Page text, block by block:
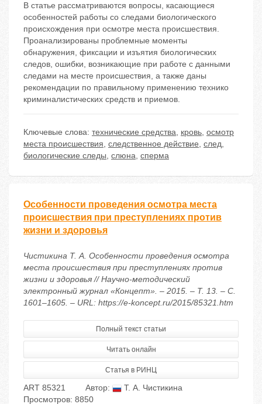
В статье рассматриваются вопросы, касающиеся
особенностей работы со следами биологического
происхождения при осмотре места происшествия.
Проанализированы проблемные моменты
обнаружения, фиксации и изъятия биологических
следов, ошибки, возникающие при работе с данными
следами на месте происшествия, а также даны
рекомендации по правильному применению технико
криминалистических средств и приемов.
Ключевые слова: технические средства, кровь, осмотр
места происшествия, следственное действие, след,
биологические следы, слюна, сперма
Особенности проведения осмотра места
происшествия при преступлениях против
жизни и здоровья
Чистикина Т. А. Особенности проведения осмотра
места происшествия при преступлениях против
жизни и здоровья // Научно-методический
электронный журнал «Концепт». – 2015. – Т. 13. – С.
1601–1605. – URL: https://e-koncept.ru/2015/85321.htm
Полный текст статьи
Читать онлайн
Статья в РИНЦ
ART 85321 Автор:
Т. А. Чистикина
Просмотров: 8850